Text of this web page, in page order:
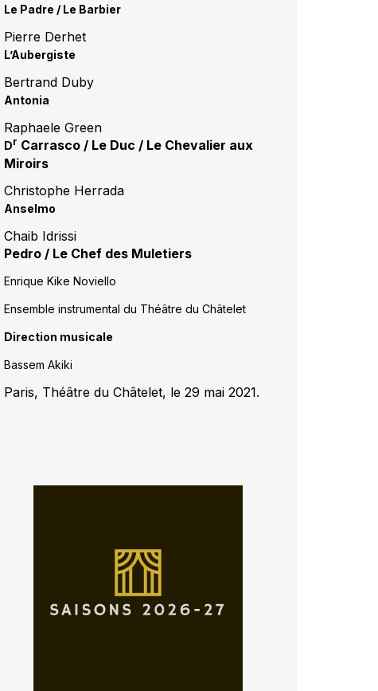
Le Padre / Le Barbier
Pierre Derhet
L’Aubergiste
Bertrand Duby
Antonia
Raphaele Green
Dr Carrasco / Le Duc / Le Chevalier aux
Miroirs
Christophe Herrada
Anselmo
Chaib Idrissi
Pedro / Le Chef des Muletiers
Enrique Kike Noviello
Ensemble instrumental du Théâtre du Châtelet
Direction musicale
Bassem Akiki
Paris, Théâtre du Châtelet, le 29 mai 2021.